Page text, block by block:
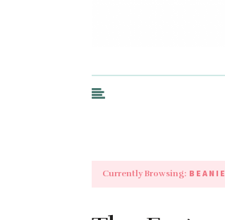
Currently Browsing: BEANIE